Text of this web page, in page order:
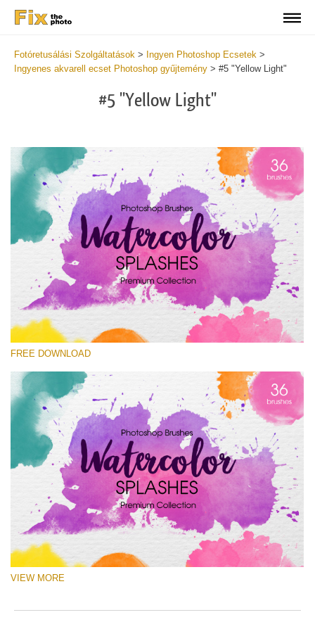
Fotóretusálási Szolgáltatások > Ingyen Photoshop Ecsetek >
Ingyenes akvarell ecset Photoshop gyűjtemény > #5 "Yellow Light"
#5 "Yellow Light"
Kérlek, válassz
Watercolor Splashes
(36 Ps Brushes)
Ingyenes letöltés
FREE DOWNLOAD
VIEW MORE